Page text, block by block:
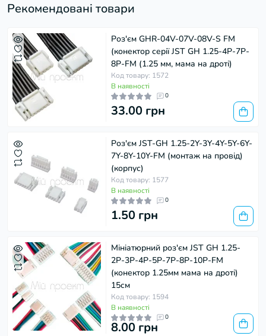
Рекомендовані товари
Роз'єм GHR-04V-07V-08V-S FM
(конектор серії JST GH 1.25-4P-7P-
8P-FM (1.25 мм, мама на дроті)
Код товару: 1572
В наявності
0
33.00 грн
Роз'єм JST-GH 1.25-2Y-3Y-4Y-5Y-6Y-
7Y-8Y-10Y-FM (монтаж на провід)
(корпус)
Код товару: 1577
В наявності
0
1.50 грн
Мініатюрний роз'єм JST GH 1.25-
2P-3P-4P-5P-7P-8P-10P-FM
(конектор 1.25мм мама на дроті)
15см
Код товару: 1594
В наявності
0
8.00 грн